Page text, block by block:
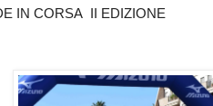
IN CORSA II EDIZIONE